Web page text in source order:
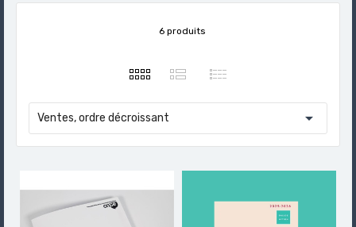
6 produits
Ventes, ordre décroissant 